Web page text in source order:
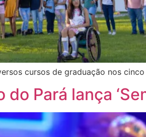
cursos de graduação nos
Pará lança